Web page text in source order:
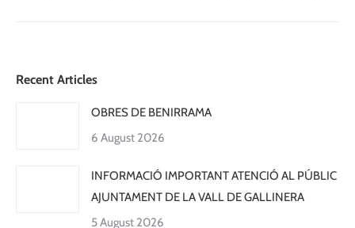
Recent Articles
OBRES DE BENIRRAMA
6 August 2026
INFORMACIÓ IMPORTANT ATENCIÓ AL PÚBLIC
AJUNTAMENT DE LA VALL DE GALLINERA
5 August 2026